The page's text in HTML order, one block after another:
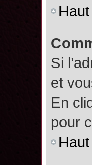
Haut
Si
et
En
pour
Haut